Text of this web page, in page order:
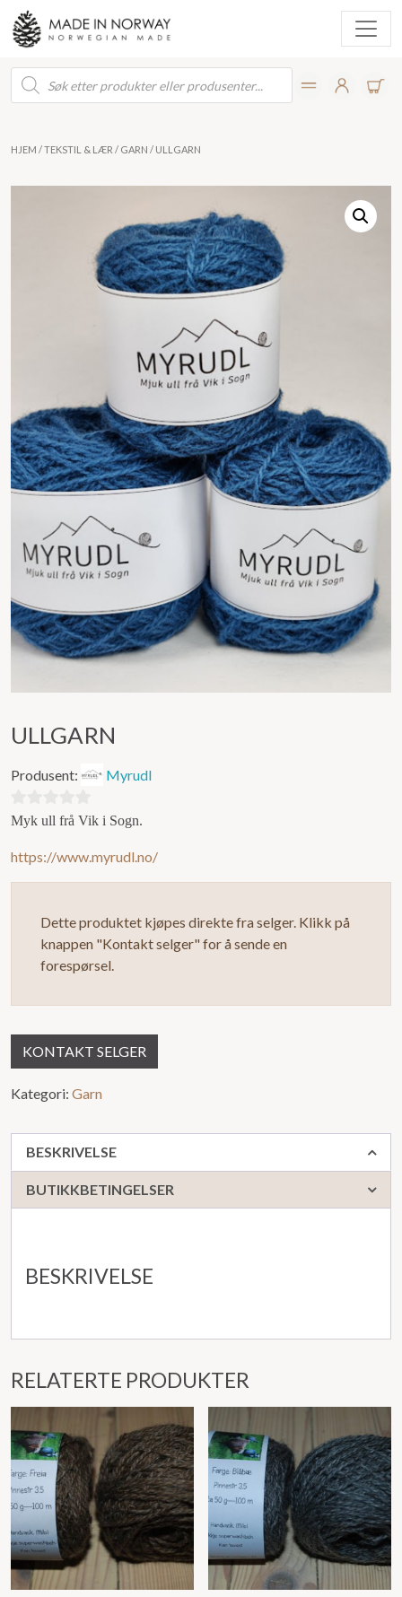
Products
search
HJEM /TEKSTIL & LÆR / GARN / ULLGARN
ULLGARN
Produsent: Myrudl
0
av
5
Myk ull frå Vik i Sogn.
https://www.myrudl.no/
Dette produktet kjøpes direkte fra selger. Klikk på
knappen "Kontakt selger" for å sende en
forespørsel.
KONTAKT SELGER
Kategori: Garn
BESKRIVELSE
BUTIKKBETINGELSER
BESKRIVELSE
RELATERTE PRODUKTER